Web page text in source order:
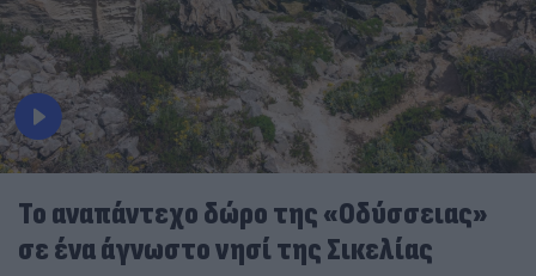
To αναπάντεχο δώρο της «Οδύσσειας»
σε ένα άγνωστο νησί της Σικελίας